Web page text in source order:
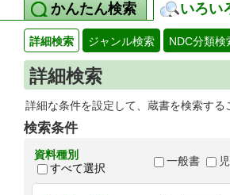
かんたん検索 いろい
詳細検索 ジャンル検索 NDC分類検
詳細検索
詳細な条件を設定して、蔵書を検索する
検索条件
資料種別
すべて選択
一般書